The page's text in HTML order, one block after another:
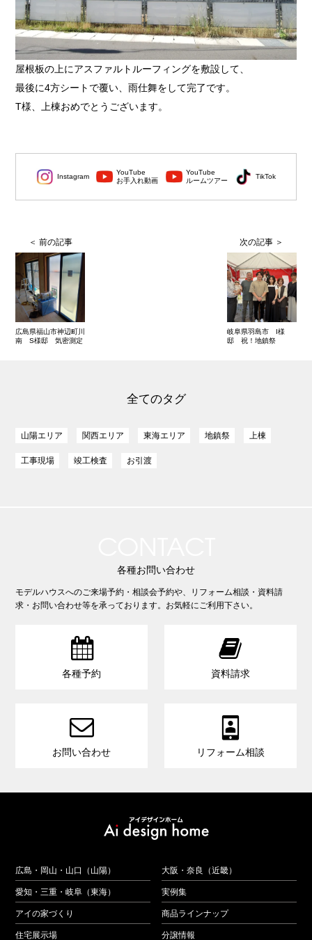
屋根板の上にアスファルトルーフィングを敷設して、
最後に4方シートで覆い、雨仕舞をして完了です。
T様、上棟おめでとうございます。
Instagram
YouTube
お手入れ動画
YouTube
ルームツアー
TikTok
広島県福山市神辺町川
南 S様邸 気密測定
岐阜県羽島市 I様
邸 祝！地鎮祭
全てのタグ
山陽エリア 関西エリア 東海エリア 地鎮祭 上棟
工事現場 竣工検査 お引渡
各種お問い合わせ
モデルハウスへのご来場予約・相談会予約や、リフォーム相談・資料請
求・お問い合わせ等を承っております。お気軽にご利用下さい。

各種予約

資料請求

お問い合わせ

リフォーム相談
広島・岡山・山口（山陽） 大阪・奈良（近畿）
愛知・三重・岐阜（東海） 実例集
アイの家づくり 商品ラインナップ
住宅展示場 分譲情報